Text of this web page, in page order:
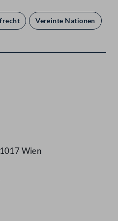
anzeigen
Vereinte Nationen
Wien